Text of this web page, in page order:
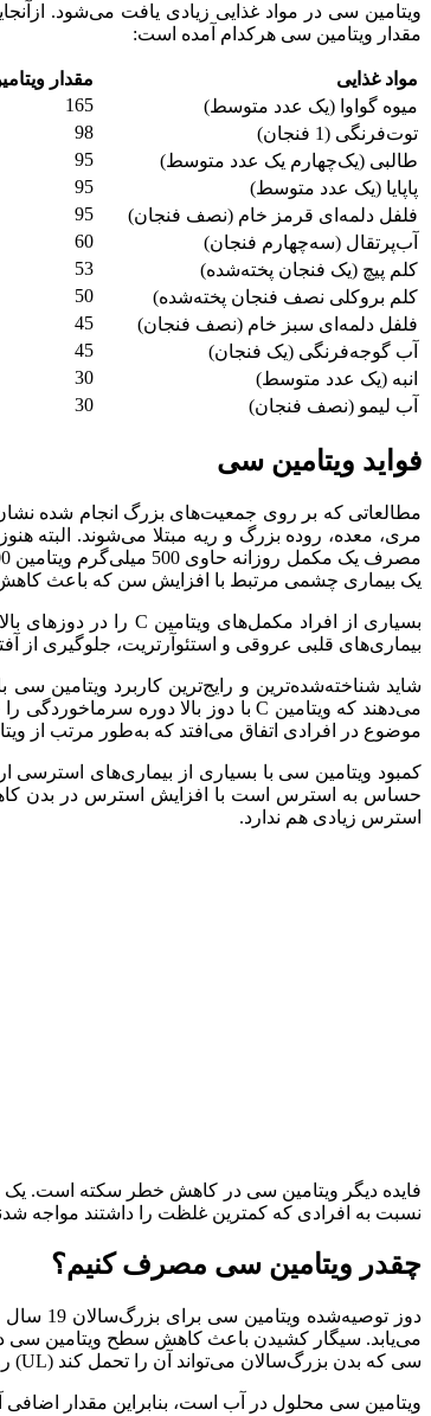
ویتامین سی در مواد غذایی زیادی یافت می‌شود.
مقدار ویتامین سی هرکدام آمده است:
مواد غذایی
مقدار
میوه گواوا (یک عدد متوسط)
165
توت‌فرنگی (1 فنجان)
98
طالبی (یک‌چهارم یک عدد متوسط)
95
پاپایا (یک عدد متوسط)
95
فلفل دلمه‌ای قرمز خام (نصف فنجان)
95
آب‌پرتقال (سه‌چهارم فنجان)
60
کلم پیچ (یک فنجان پخته‌شده)
53
کلم بروکلی نصف فنجان پخته‌شده)
50
فلفل دلمه‌ای سبز خام (نصف فنجان)
45
آب گوجه‌فرنگی (یک فنجان)
45
انبه (یک عدد متوسط)
30
آب ‌لیمو (نصف فنجان)
30
فواید ویتامین سی
مطالعاتی که بر روی جمعیت‌های بزرگ انجام شده
یک بیماری چشمی مرتبط با افزایش سن که باعث
بیماری‌های قلبی عروقی و استئوآرتریت، جلوگیری
موضوع در افرادی اتفاق می‌افتد که به‌طور مرتب از
حساس به استرس است با افزایش استرس در بدن
استرس زیادی هم ندارد.
نسبت به افرادی که کمترین غلظت را داشتند مواجه
چقدر ویتامین سی مصرف کنیم؟
سی که بدن بزرگ‌سالان می‌تواند آن را تحمل کند (UL) روزانه 2000 میلی‌گرم است که احتمالاً خطری هم برای بدن ندارد.
ویتامین سی محلول در آب است، بنابراین مقدار